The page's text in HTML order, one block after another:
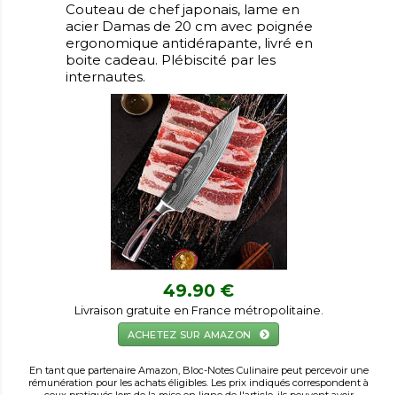
Couteau de chef japonais, lame en
acier Damas de 20 cm avec poignée
ergonomique antidérapante, livré en
boite cadeau. Plébiscité par les
internautes.
49.90 €
Livraison gratuite en France métropolitaine.
ACHETEZ SUR AMAZON
En tant que partenaire Amazon, Bloc-Notes Culinaire peut percevoir une
rémunération pour les achats éligibles. Les prix indiqués correspondent à